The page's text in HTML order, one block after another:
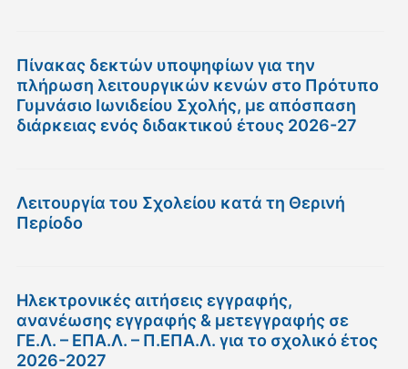
Πίνακας δεκτών υποψηφίων για την
πλήρωση λειτουργικών κενών στο Πρότυπο
Γυμνάσιο Ιωνιδείου Σχολής, με απόσπαση
διάρκειας ενός διδακτικού έτους 2026-27
Λειτουργία του Σχολείου κατά τη Θερινή
Περίοδο
Ηλεκτρονικές αιτήσεις εγγραφής,
ανανέωσης εγγραφής & μετεγγραφής σε
ΓΕ.Λ. – ΕΠΑ.Λ. – Π.ΕΠΑ.Λ. για το σχολικό έτος
2026-2027